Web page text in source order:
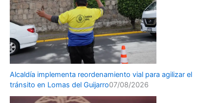
Alcaldía implementa reordenamiento vial para agilizar el
tránsito en Lomas del Guijarro07/08/2026